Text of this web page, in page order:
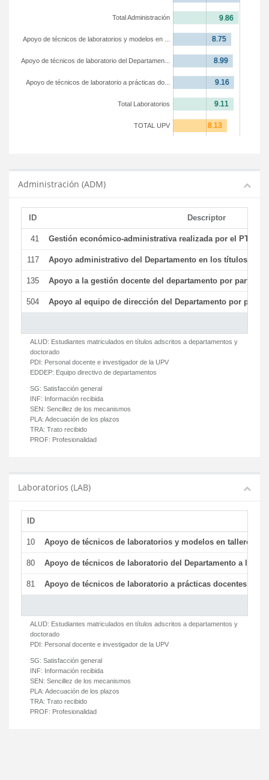
TOTAL UPV
Total Laboratorios
Apoyo de técnicos de laboratorio a prácticas do...
Apoyo de técnicos de laboratorio del Departamen...
Apoyo de técnicos de laboratorios y modelos en ...
Total Administración
Administración (ADM)
ID Descriptor
41 Gestión económico-administrativa realizada por el PTGAS
117 Apoyo administrativo del Departamento en los títulos de
135 Apoyo a la gestión docente del departamento por parte
504 Apoyo al equipo de dirección del Departamento por parte
ALUD: Estudiantes matriculados en títulos adscritos a departamentos y
doctorado
PDI: Personal docente e investigador de la UPV
EDDEP: Equipo directivo de departamentos
SG: Satisfacción general
INF: Información recibida
SEN: Sencillez de los mecanismos
PLA: Adecuación de los plazos
TRA: Trato recibido
PROF: Profesionalidad
Laboratorios (LAB)
ID
10 Apoyo de técnicos de laboratorios y modelos en talleres/
80 Apoyo de técnicos de laboratorio del Departamento a la
81 Apoyo de técnicos de laboratorio a prácticas docentes y
ALUD: Estudiantes matriculados en títulos adscritos a departamentos y
doctorado
PDI: Personal docente e investigador de la UPV
SG: Satisfacción general
INF: Información recibida
SEN: Sencillez de los mecanismos
PLA: Adecuación de los plazos
TRA: Trato recibido
PROF: Profesionalidad